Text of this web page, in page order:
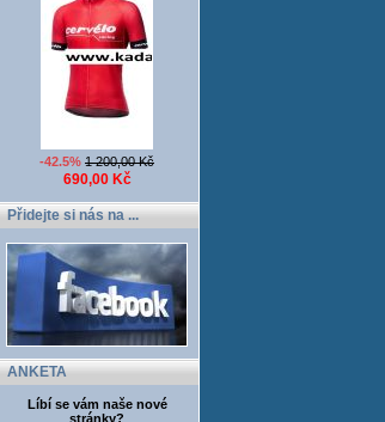
-42.5% 1 200,00 Kč
690,00 Kč
Přidejte si nás na ...
ANKETA
Líbí se vám naše nové
stránky?